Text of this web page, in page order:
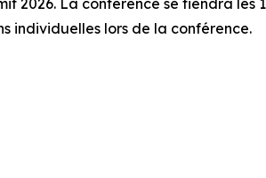
2026. La conférence se tiendra
individuelles lors de la conférence.